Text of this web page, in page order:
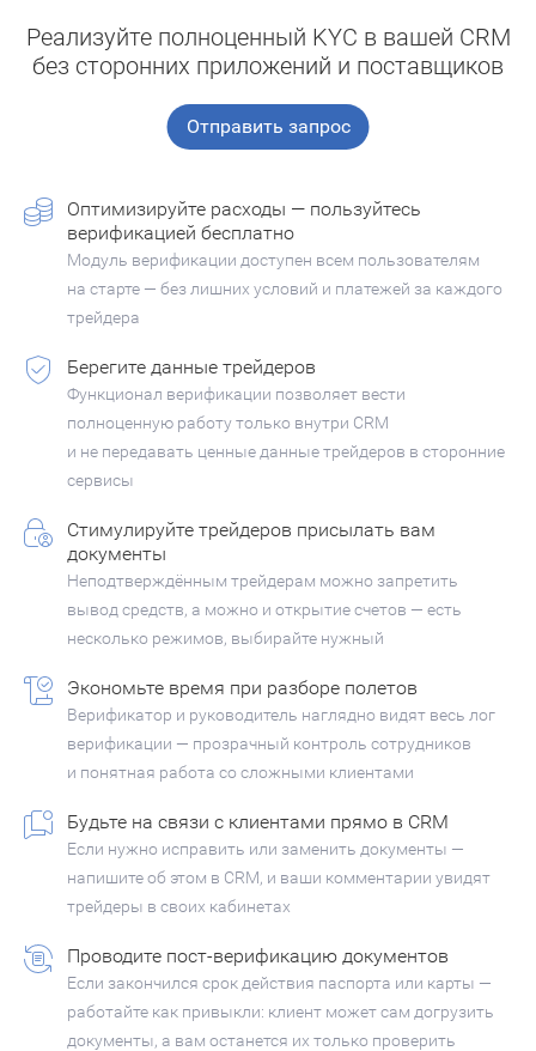
Реализуйте полноценный KYC в вашей CRM
без сторонних приложений и поставщиков
Отправить запрос
Оптимизируйте расходы — пользуйтесь
верификацией бесплатно
Модуль верификации доступен всем пользователям
на старте — без лишних условий и платежей за каждого
трейдера
Берегите данные трейдеров
Функционал верификации позволяет вести
полноценную работу только внутри CRM
и не передавать ценные данные трейдеров в сторонние
сервисы
Стимулируйте трейдеров присылать вам
документы
Неподтверждённым трейдерам можно запретить
вывод средств, а можно и открытие счетов — есть
несколько режимов, выбирайте нужный
Экономьте время при разборе полетов
Верификатор и руководитель наглядно видят весь лог
верификации — прозрачный контроль сотрудников
и понятная работа со сложными клиентами
Будьте на связи с клиентами прямо в CRM
Если нужно исправить или заменить документы —
напишите об этом в CRM, и ваши комментарии увидят
трейдеры в своих кабинетах
Проводите пост-верификацию документов
Если закончился срок действия паспорта или карты —
работайте как привыкли: клиент может сам догрузить
документы, а вам останется их только проверить